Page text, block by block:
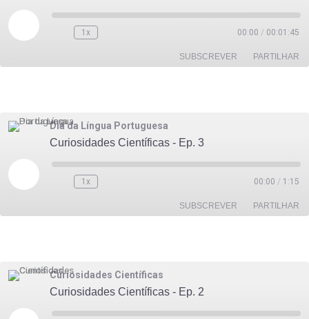
Reproduzir
1x 00:00 / 00:01:45
SUBSCREVER PARTILHAR
LIGAÇÃODia da Língua Portuguesa
Curiosidades Científicas - Ep. 3
Reproduzir
1x 00:00 / 1:15
SUBSCREVER PARTILHAR
LIGAÇÃOCuriosidades Científicas
Curiosidades Científicas - Ep. 2
Reproduzir